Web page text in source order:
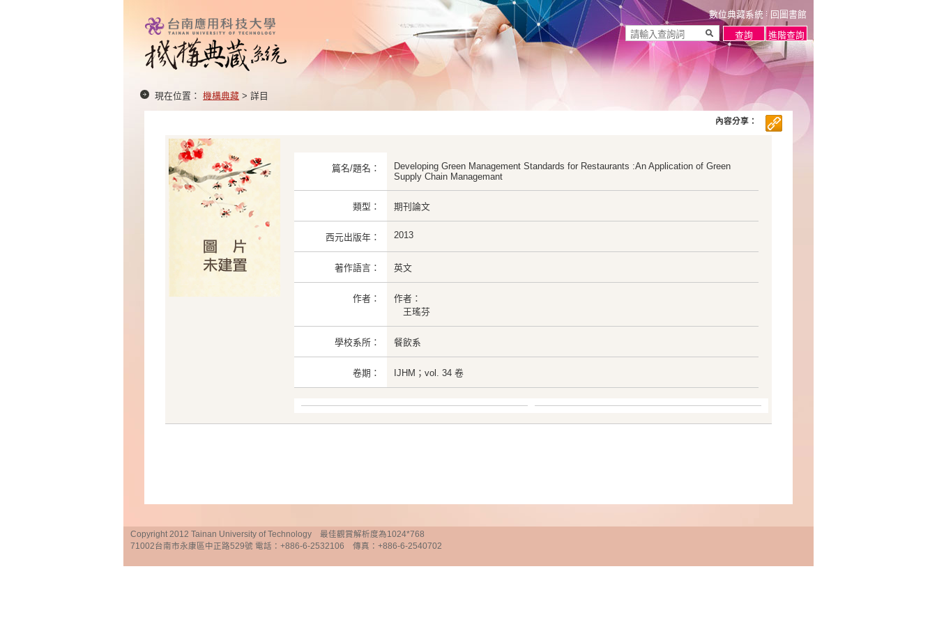
數位典藏系統 回圖書館
現在位置： 機構典藏 > 詳目
篇名/題名：
Developing Green Management Standards for Restaurants :An Application of Green
Supply Chain Managemant
類型： 期刊論文
西元出版年： 2013
著作語言： 英文
作者：
作者：
王瑤芬
學校系所： 餐飲系
卷期： IJHM；vol. 34 卷
內容分享：
Copyright 2012 Tainan University of Technology 最佳觀賞解析度為1024*768
71002台南市永康區中正路529號 電話：+886-6-2532106 傳真：+886-6-2540702